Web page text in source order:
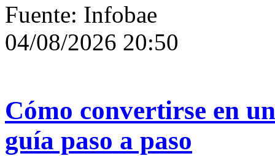
Fuente: Infobae
04/08/2026 20:50
Cómo convertirse en
guía paso a paso